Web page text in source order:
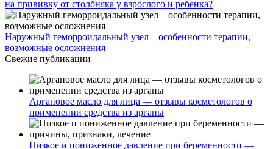
на прививку от столбняка у взрослого и ребенка?
Наружный геморроидальный узел – особенности терапии,
возможные осложнения
Свежие публикации
Аргановое масло для лица — отзывы косметологов о
применении средства из арганы
Низкое и пониженное давление при беременности —